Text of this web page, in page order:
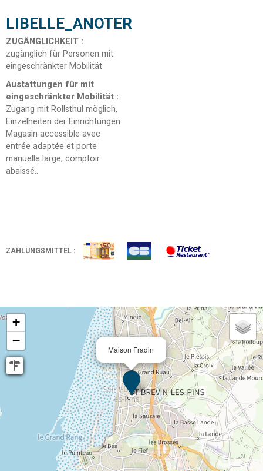
LIBELLE_ANOTER
ZUGÄNGLICHKEIT :
zugänglich für Personen mit
eingeschränkter Mobilität
Austattungen für mit
eingeschränkter Mobilität :
Zugang mit Rollsthul möglich
Einzelheiten der Einrichtungen
Magasin accessible avec
entrée adaptée et porte
manuelle large, comptoir
abaissé.
ZAHLUNGSMITTEL :
Maison Fradin
+
−